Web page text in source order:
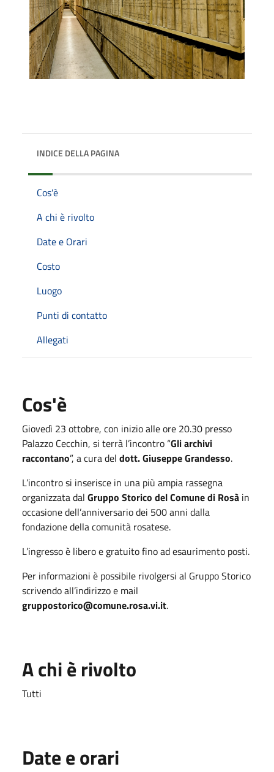
INDICE DELLA PAGINA
Cos'è
A chi è rivolto
Date e Orari
Costo
Luogo
Punti di contatto
Allegati
Cos'è
Giovedì 23 ottobre, con inizio alle ore 20.30 presso
Palazzo Cecchin, si terrà l’incontro “Gli archivi
raccontano”, a cura del dott. Giuseppe Grandesso.
L’incontro si inserisce in una più ampia rassegna
organizzata dal Gruppo Storico del Comune di Rosà in
occasione dell’anniversario dei 500 anni dalla
fondazione della comunità rosatese.
L’ingresso è libero e gratuito fino ad esaurimento posti.
Per informazioni è possibile rivolgersi al Gruppo Storico
scrivendo all’indirizzo e mail
gruppostorico@comune.rosa.vi.it.
A chi è rivolto
Tutti
Date e orari